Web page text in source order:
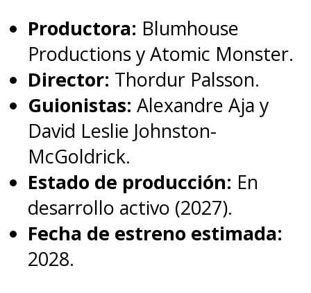
Productora: Blumhouse
Productions y Atomic Monster.
Director: Thordur Palsson.
Guionistas: Alexandre Aja y
David Leslie Johnston-
McGoldrick.
Estado de producción: En
desarrollo activo (2027).
Fecha de estreno estimada:
2028.